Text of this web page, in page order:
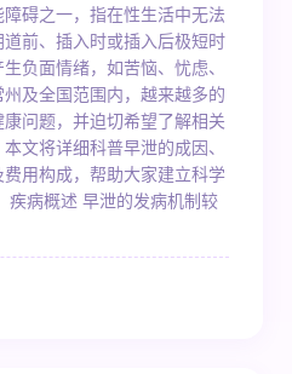
碍之一，指在性生活中无法
前、插入时或插入后极短时
负面情绪，如苦恼、忧虑、
及全国范围内，越来越多的
问题，并迫切希望了解相关
文将详细科普早泄的成因、
用构成，帮助大家建立科学
疾病概述 早泄的发病机制较